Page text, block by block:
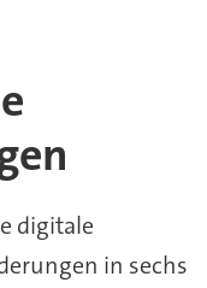
digitale
in sechs